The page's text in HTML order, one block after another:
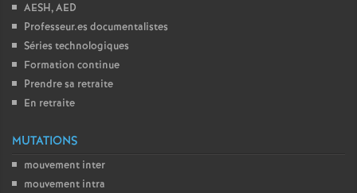
s
AESH, AED
Professeur.es documentalistes
Séries technologiques
Formation continue
Prendre sa retraite
En retraite
MUTATIONS
mouvement inter
mouvement intra